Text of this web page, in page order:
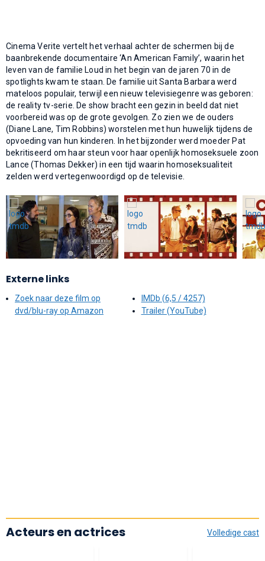
Cinema Verite vertelt het verhaal achter de schermen bij de
baanbrekende documentaire ‘An American Family’, waarin het
leven van de familie Loud in het begin van de jaren 70 in de
spotlights kwam te staan. De familie uit Santa Barbara werd
mateloos populair, terwijl een nieuw televisiegenre was geboren:
de reality tv-serie. De show bracht een gezin in beeld dat niet
voorbereid was op de grote gevolgen. Zo zien we de ouders
(Diane Lane, Tim Robbins) worstelen met hun huwelijk tijdens de
opvoeding van hun kinderen. In het bijzonder werd moeder Pat
bekritiseerd om haar steun voor haar openlijk homoseksuele zoon
Lance (Thomas Dekker) in een tijd waarin homoseksualiteit
zelden werd vertegenwoordigd op de televisie.
Externe links
Zoek naar deze film op
dvd/blu-ray op Amazon
IMDb (6,5 / 4257)
Trailer (YouTube)
Volledige cast
Acteurs en actrices